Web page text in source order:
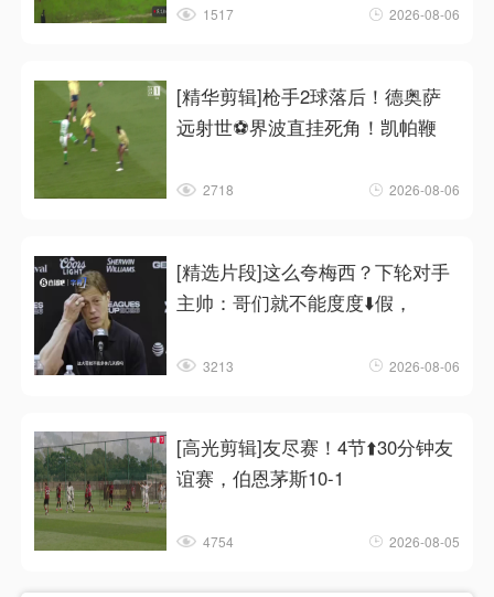
1517 2026-08-06
[精华剪辑]枪手2球落后！德奥萨
远射世⚽界波直挂死角！凯帕鞭
2718 2026-08-06
[精选片段]这么夸梅西？下轮对手
主帅：哥们就不能度度⬇️假，
3213 2026-08-06
[高光剪辑]友尽赛！4节⬆️30分钟友
谊赛，伯恩茅斯10-1
4754 2026-08-05